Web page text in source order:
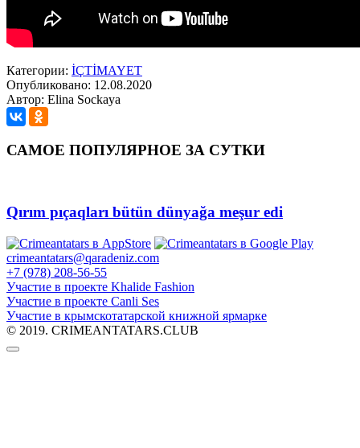
Категории: İÇTİMAYET
Опубликовано: 12.08.2020
Автор: Elina Sockaya
САМОЕ ПОПУЛЯРНОЕ ЗА СУТКИ
Qırım pıçaqları bütün dünyağa meşur edi
crimeantatars@qaradeniz.com
+7 (978) 208-56-55
Участие в проекте Khalide Fashion
Участие в проекте Сanli Ses
Участие в крымскотатарской книжной ярмарке
© 2019. CRIMEANTATARS.CLUB